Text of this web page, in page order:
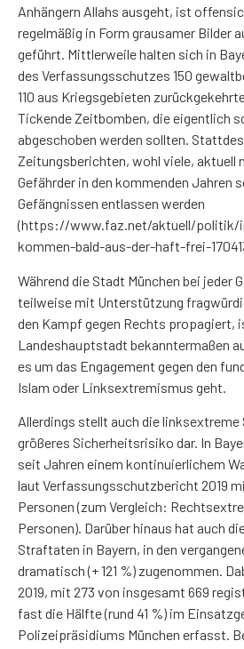
Anhängern Allahs ausgeht, ist
regelmäßig in Form grausamer Bilder
geführt. Mittlerweile halten sich in
des Verfassungsschutzes 150
110 aus Kriegsgebieten
Tickende Zeitbomben, die eigentlich
abgeschoben werden sollten.
Zeitungsberichten, wohl viele, aktuell
Gefährder in den kommenden Jahren
Gefängnissen entlassen werden
(https://www.faz.net/aktuell/politik/
kommen-bald-aus-der-haft-frei-
Während die Stadt München bei jeder
teilweise mit Unterstützung
den Kampf gegen Rechts propagiert,
Landeshauptstadt bekanntermaßen
es um das Engagement gegen den
Islam oder Linksextremismus geht.
Allerdings stellt auch die linksextreme
größeres Sicherheitsrisiko dar. In
seit Jahren einem kontinuierlichem
laut Verfassungsschutzbericht 2019
Personen (zum Vergleich:
Personen). Darüber hinaus hat auch
Straftaten in Bayern, in den
dramatisch (+ 121 %) zugenommen.
2019, mit 273 von insgesamt 669
fast die Hälfte (rund 41 %) im
Polizeipräsidiums München erfasst.